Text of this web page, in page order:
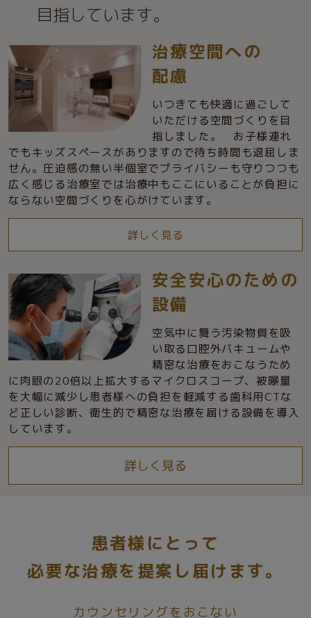
目指しています。
治療空間への
配慮
いつきても快適に過ごして
いただける空間づくりを目
指しました。 お子様連れ
でもキッズスペースがありますので待ち時間も退屈しま
せん。圧迫感の無い半個室でプライバシーも守りつつも
広く感じる治療室では治療中もここにいることが負担に
ならない空間づくりを心がけています。
詳しく 見る
安全安心のための
設備
空気中に舞う汚染物質を吸
い取る口腔外バキュームや
精密な治療をおこなうため
に肉眼の20倍以上拡大するマイクロスコープ、被曝量
を大幅に減少し患者様への負担を軽減する歯科用CTな
ど正しい診断、衛生的で精密な治療を届ける設備を導入
しています。
詳しく 見る
患者様にとって
必要な治療を提案し届けます。
カウンセリングをおこない